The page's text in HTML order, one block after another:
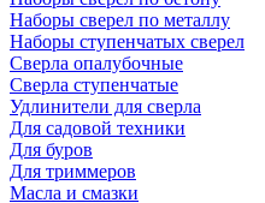
Наборы сверел по металлу
Наборы ступенчатых сверел
Сверла опалубочные
Сверла ступенчатые
Удлинители для сверла
Для садовой техники
Для буров
Для триммеров
Масла и смазки